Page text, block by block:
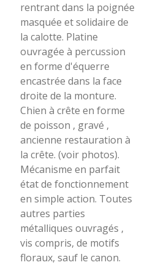
rentrant dans la poignée
masquée et solidaire de
la calotte. Platine
ouvragée à percussion
en forme d'équerre
encastrée dans la face
droite de la monture.
Chien à crête en forme
de poisson , gravé ,
ancienne restauration à
la crête. (voir photos).
Mécanisme en parfait
état de fonctionnement
en simple action. Toutes
autres parties
métalliques ouvragés ,
vis compris, de motifs
floraux, sauf le canon.